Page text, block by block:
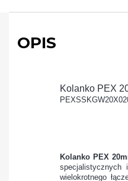
OPIS
Kolanko PEX
Kolanko PEX
wielokrotnego